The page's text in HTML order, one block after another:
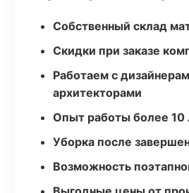
Собственный склад
Скидки при заказе
Работаем с
архитекторами
Опыт работы более 10
Уборка после
Возможность